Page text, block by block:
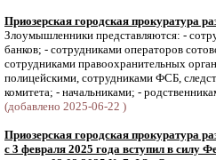
Приозерская городская прокуратура
Злоумышленники представляются: -
банков; - сотрудниками операторов
сотрудниками правоохранительных
полицейскими, сотрудниками ФСБ,
комитета; - начальниками; -
(добавлено 2025-06-22 )
Приозерская городская прокуратура
с 3 февраля 2025 года вступил в силу